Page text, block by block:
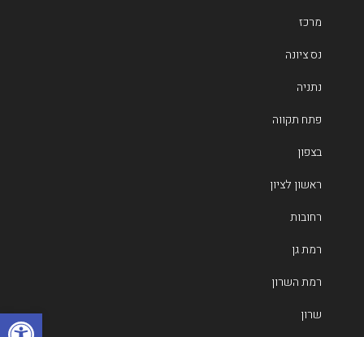
מרכז
נס ציונה
נתניה
פתח תקווה
בצפון
ראשון לציון
רחובות
רמת גן
רמת השרון
שרון